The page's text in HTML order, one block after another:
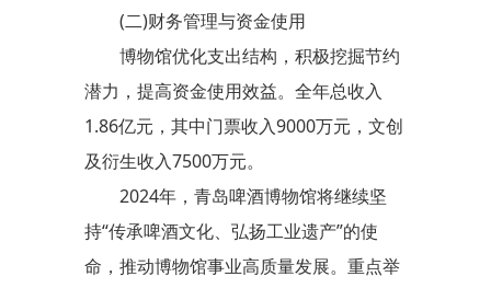
(二)财务管理与资金使用
博物馆优化支出结构，积极挖掘节约
潜力，提高资金使用效益。全年总收入
1.86亿元，其中门票收入9000万元，文创
及衍生收入7500万元。
2024年，青岛啤酒博物馆将继续坚
持“传承啤酒文化、弘扬工业遗产”的使
命，推动博物馆事业高质量发展。重点举